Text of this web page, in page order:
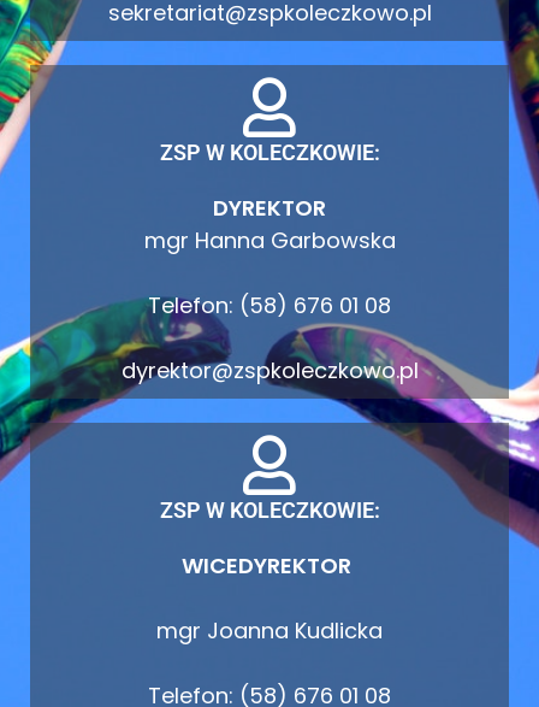
sekretariat@zspkoleczkowo.pl
ZSP W KOLECZKOWIE:
DYREKTOR
mgr Hanna Garbowska
Telefon: (58) 676 01 08
dyrektor@zspkoleczkowo.pl
ZSP W KOLECZKOWIE:
WICEDYREKTOR
mgr Joanna Kudlicka
Telefon: (58) 676 01 08